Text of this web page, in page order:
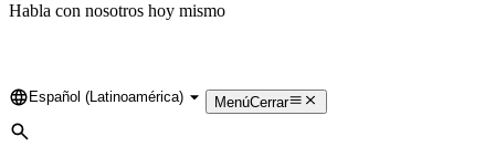
Habla con nosotros hoy mismo
Language
Español (Latinoamérica) MenúCerrar
Search